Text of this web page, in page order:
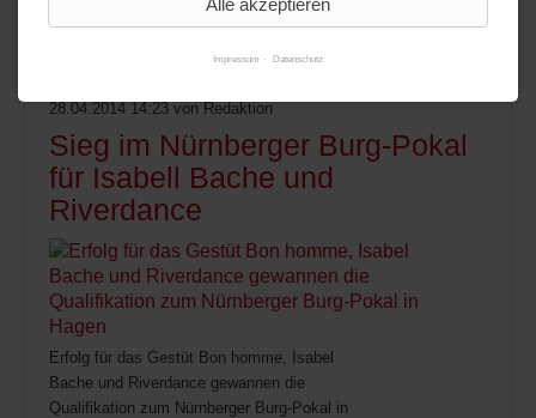
28.04.2014 14:23 von Redaktion
Sieg im Nürnberger Burg-Pokal
für Isabell Bache und
Riverdance
Erfolg für das Gestüt Bon homme, Isabel
Bache und Riverdance gewannen die
Qualifikation zum Nürnberger Burg-Pokal in
Alle akzeptieren
Impressum Datenschutz